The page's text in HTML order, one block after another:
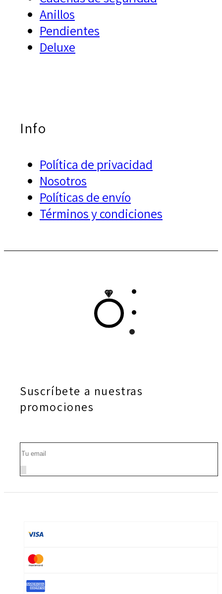
Anillos
Pendientes
Deluxe
Info
Política de privacidad
Nosotros
Políticas de envío
Términos y condiciones
Suscríbete a nuestras
promociones